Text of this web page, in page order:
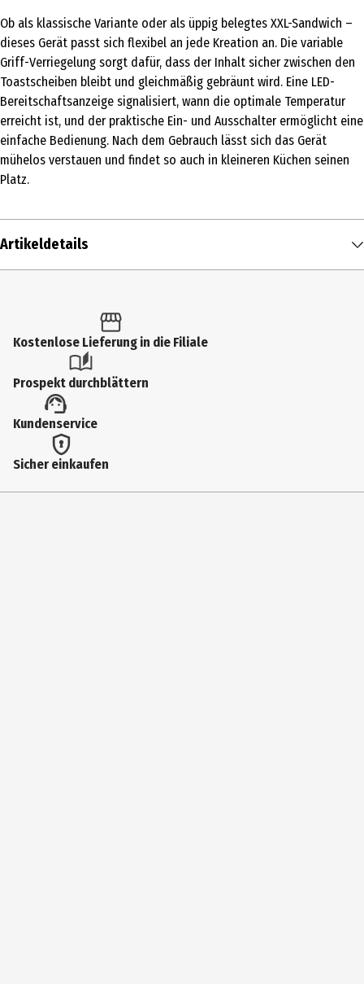
Ob als klassische Variante oder als üppig belegtes XXL-Sandwich –
dieses Gerät passt sich flexibel an jede Kreation an. Die variable
Griff-Verriegelung sorgt dafür, dass der Inhalt sicher zwischen den
Toastscheiben bleibt und gleichmäßig gebräunt wird. Eine LED-
Bereitschaftsanzeige signalisiert, wann die optimale Temperatur
erreicht ist, und der praktische Ein- und Ausschalter ermöglicht eine
einfache Bedienung. Nach dem Gebrauch lässt sich das Gerät
mühelos verstauen und findet so auch in kleineren Küchen seinen
Platz.
Artikeldetails
Produkttyp
Sandwichmaker
23.6 cm
Kostenlose Lieferung in die Filiale
Prospekt durchblättern
Kundenservice
Sicher einkaufen